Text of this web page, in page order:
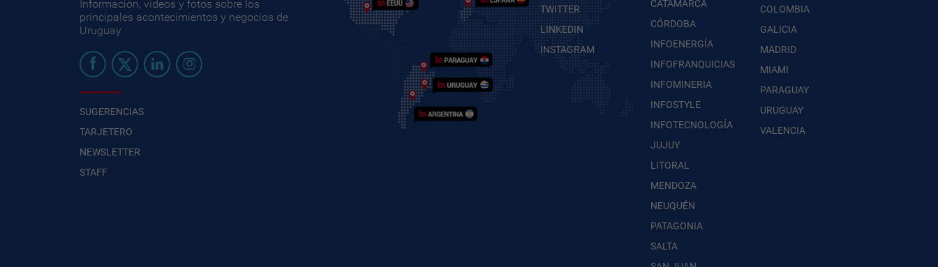
Información, videos y fotos sobre los
principales acontecimientos y negocios de
Uruguay.
SUGERENCIAS
TARJETERO
NEWSLETTER
STAFF
TWITTER
LINKEDIN
INSTAGRAM
CATAMARCA
CÓRDOBA
INFOENERGÍA
INFOFRANQUICIAS
INFOMINERIA
INFOSTYLE
INFOTECNOLOGÍA
JUJUY
LITORAL
MENDOZA
NEUQUÉN
PATAGONIA
SALTA
COLOMBIA
GALICIA
MADRID
MIAMI
PARAGUAY
URUGUAY
VALENCIA